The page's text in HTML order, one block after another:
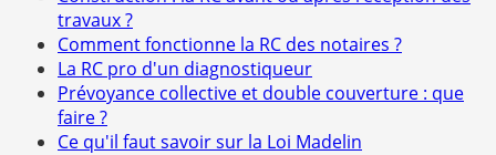
travaux ?
Comment fonctionne la RC des notaires ?
La RC pro d'un diagnostiqueur
Prévoyance collective et double couverture : que
faire ?
Ce qu'il faut savoir sur la Loi Madelin